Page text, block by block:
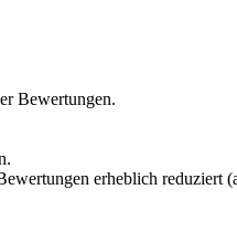
Bewertungen.
erheblich reduziert